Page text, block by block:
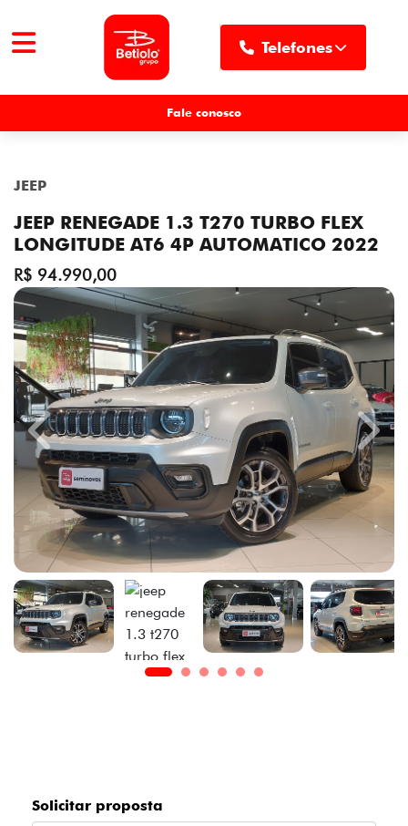
Telefones
Fale conosco
JEEP
JEEP RENEGADE 1.3 T270 TURBO FLEX
LONGITUDE AT6 4P AUTOMATICO 2022
R$ 94.990,00
Previous Next
Solicitar proposta